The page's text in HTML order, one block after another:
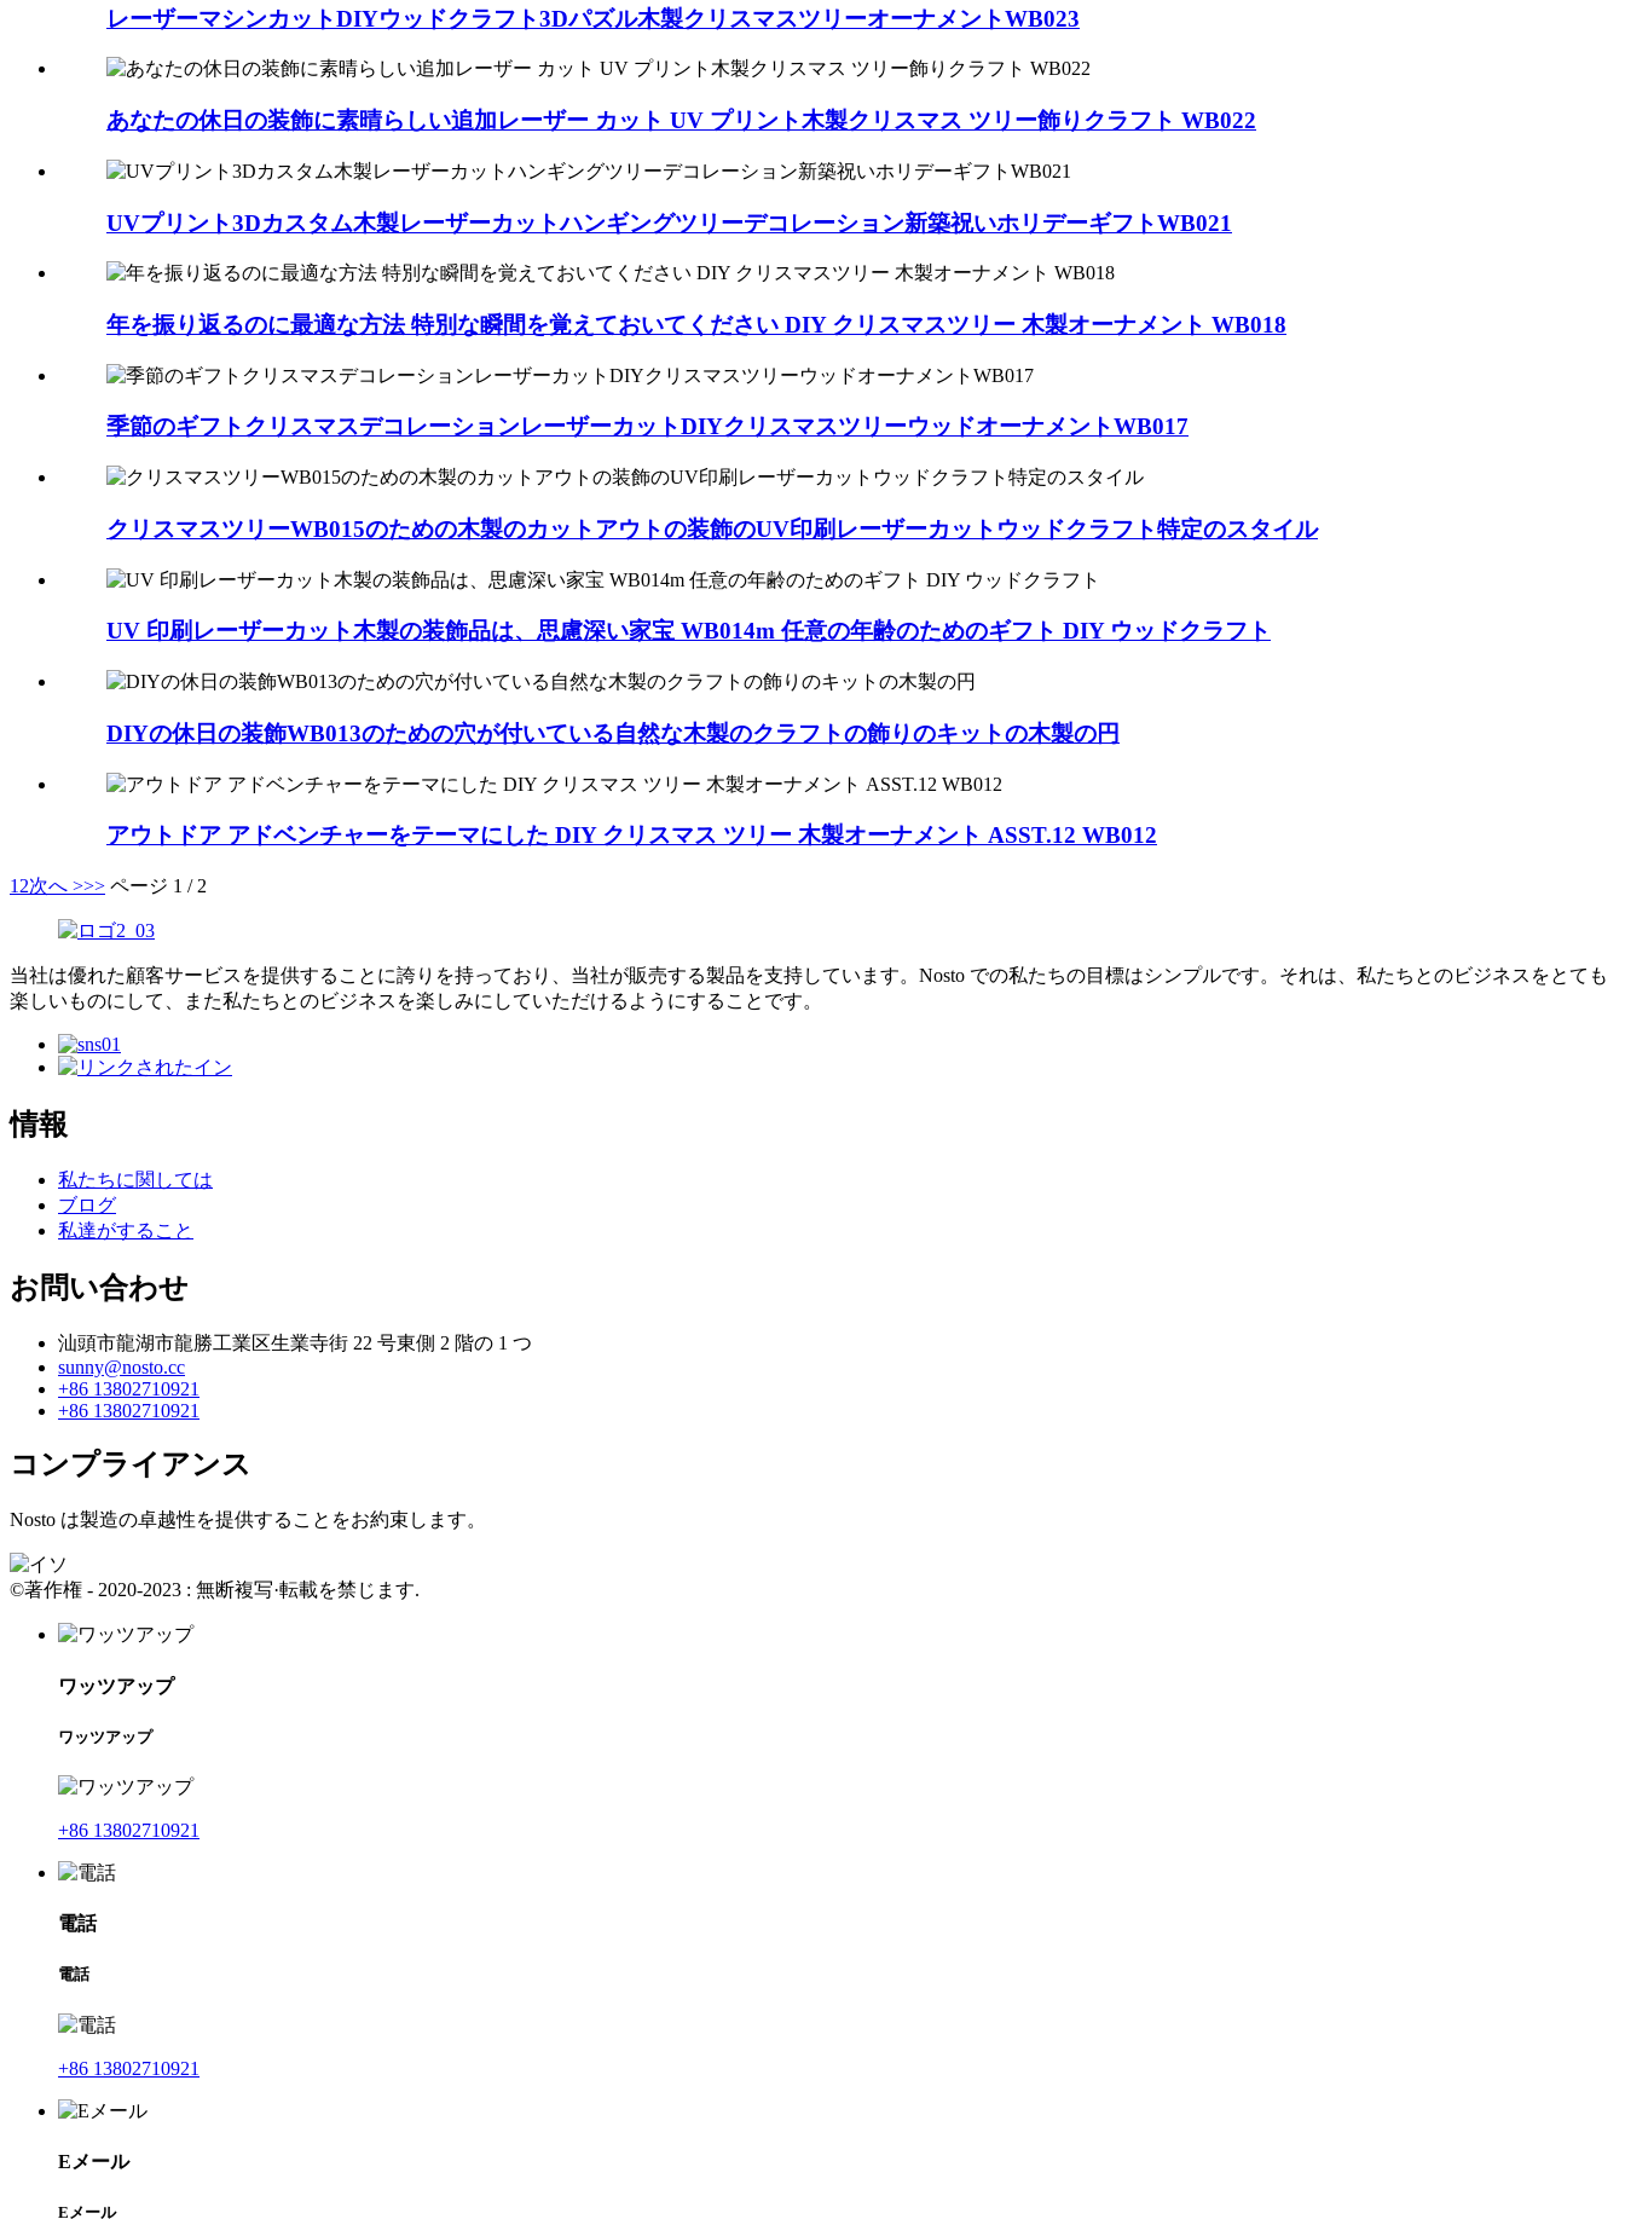
レーザーマシンカットDIYウッドクラフト3Dパズル木製クリスマスツリーオーナメントWB023
あなたの休日の装飾に素晴らしい追加レーザー カット UV プリント木製クリスマス ツリー飾りクラフト WB022
UVプリント3Dカスタム木製レーザーカットハンギングツリーデコレーション新築祝いホリデーギフトWB021
年を振り返るのに最適な方法 特別な瞬間を覚えておいてください DIY クリスマスツリー 木製オーナメント WB018
季節のギフトクリスマスデコレーションレーザーカットDIYクリスマスツリーウッドオーナメントWB017
クリスマスツリーWB015のための木製のカットアウトの装飾のUV印刷レーザーカットウッドクラフト特定のスタイル
UV 印刷レーザーカット木製の装飾品は、思慮深い家宝 WB014m 任意の年齢のためのギフト DIY ウッドクラフト
DIYの休日の装飾WB013のための穴が付いている自然な木製のクラフトの飾りのキットの木製の円
アウトドア アドベンチャーをテーマにした DIY クリスマス ツリー 木製オーナメント ASST.12 WB012
1 2次へ >>> ページ 1 / 2
当社は優れた顧客サービスを提供することに誇りを持っており、当社が販売する製品を支持しています。Nosto での私たちの目標はシンプルです。それは、私たちとのビジネスをとても
楽しいものにして、また私たちとのビジネスを楽しみにしていただけるようにすることです。
情報
私たちに関しては
ブログ
私達がすること
お問い合わせ
汕頭市龍湖市龍勝工業区生業寺街 22 号東側 2 階の 1 つ
sunny@nosto.cc
+86 13802710921
+86 13802710921
コンプライアンス
Nosto は製造の卓越性を提供することをお約束します。
©著作権 - 2020-2023 : 無断複写·転載を禁じます.
ワッツアップ
ワッツアップ
+86 13802710921
電話
電話
+86 13802710921
Eメール
Eメール